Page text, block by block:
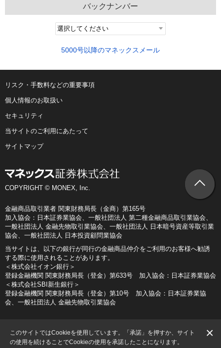
バックナンバー
5000号以降のマネックスメール
リスク・手数料などの重要事項
個人情報のお取扱い
セキュリティ
当サイトのご利用にあたって
サイトマップ
COPYRIGHT © MONEX, Inc.
金融商品取引業者 関東財務局長（金商）第165号
加入協会：日本証券業協会、一般社団法人 第二種金融商品取引業協会、
一般社団法人 金融先物取引業協会、一般社団法人 日本暗号資産等取引業
協会、一般社団法人 日本投資顧問業協会
当サイトは、以下の銀行が同行の金融商品仲介をご利用のお客様へ勧誘
する際に使用されることがあります。
＜株式会社イオン銀行＞
登録金融機関 関東財務局長（登金）第633号 加入協会：日本証券業協会
＜株式会社SBI新生銀行＞
登録金融機関 関東財務局長（登金）第10号 加入協会：日本証券業協
会、一般社団法人 金融先物取引業協会
このサイトではCookieを使用しています。「承諾」を押すか、サイト
の使用を続けることでCookieの使用を承諾したことになります。
×